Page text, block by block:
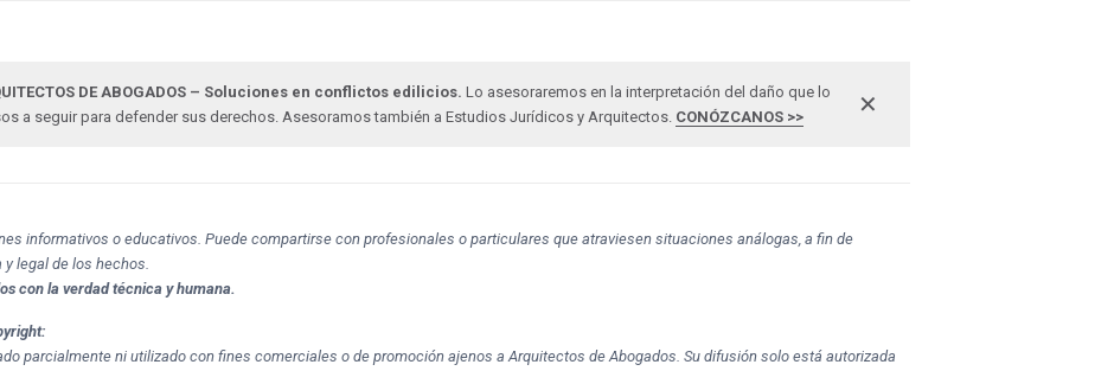
DE ABOGADOS – Soluciones en conflictos edilicios. Lo asesoraremos en la interpretación del daño que lo
a seguir para defender sus derechos. Asesoramos también a Estudios Jurídicos y Arquitectos. CONÓZCANOS >> ✕
informativos o educativos. Puede compartirse con profesionales o particulares que atraviesen situaciones análogas, a fin de
legal de los hechos.
con la verdad técnica y humana.
parcialmente ni utilizado con fines comerciales o de promoción ajenos a Arquitectos de Abogados. Su difusión solo está autorizada